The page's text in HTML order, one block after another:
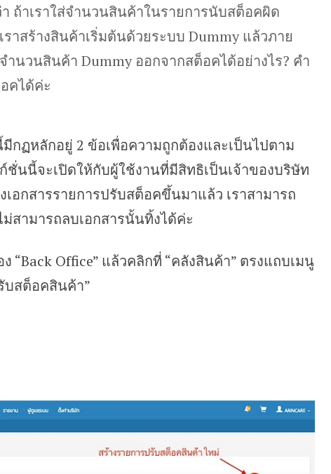
ถ้าเราใส่จำนวนสินค้าในรายการนับสต็อคผิด
าสร้างสินค้าเริ่มต้นด้วยระบบ Dummy แล้วภาย
นวนสินค้า Dummy ออกจากสต็อคได้อย่างไร? คำ
คได้ค่ะ
กฏหลักอยู่ 2 ข้อเพื่อความถูกต้องและเป็นไปตาม
นนี้จะเปิดให้กับผู้ใช้งานที่มีสิทธิเป็นเจ้าของบริษัท
เอกสารรายการปรับสต็อคขึ้นมาแล้ว เราสามารถ
ม่สามารถลบเอกสารนั้นทิ้งได้ค่ะ
“Back Office” แล้วคลิกที่ “คลังสินค้า” ตรงแถบเมนู
บสต็อคสินค้า”